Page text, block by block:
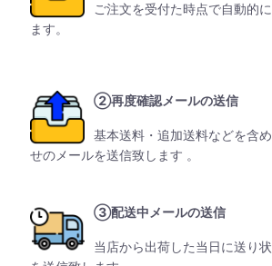
ご注文を受付た時点で自動的
ます。
②再度確認メールの送信
基本送料・追加送料などを含
せのメールを送信致します 。
③配送中メールの送信
当店から出荷した当日に送り